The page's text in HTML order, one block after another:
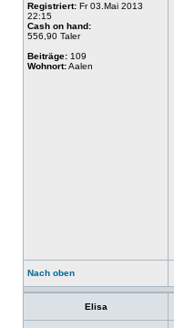
Registriert: Fr 03.Mai 2013
22:15
Cash on hand:
556,90 Taler
Beiträge: 109
Wohnort:Aalen
Nach oben
Elisa